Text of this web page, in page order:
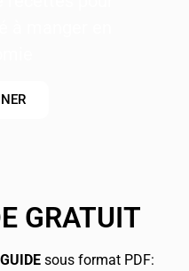
GRATUIT
GUIDE sous format PDF: